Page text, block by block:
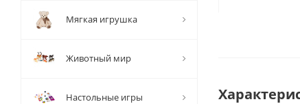
Мягкая игрушка
Животный мир
Настольные игры